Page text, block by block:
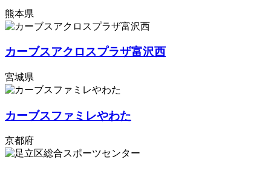
熊本県
カーブスアクロスプラザ富沢西
宮城県
カーブスファミレやわた
京都府